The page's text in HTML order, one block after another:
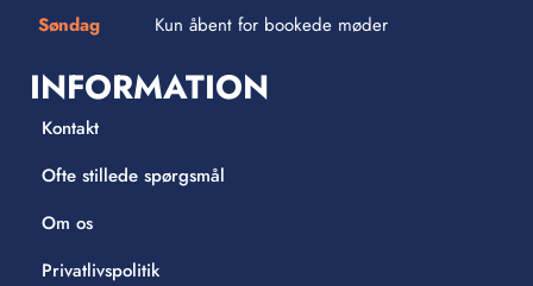
Søndag
Kun åbent for bookede møder
INFORMATION
Kontakt
Ofte stillede spørgsmål
Om os
Privatlivspolitik